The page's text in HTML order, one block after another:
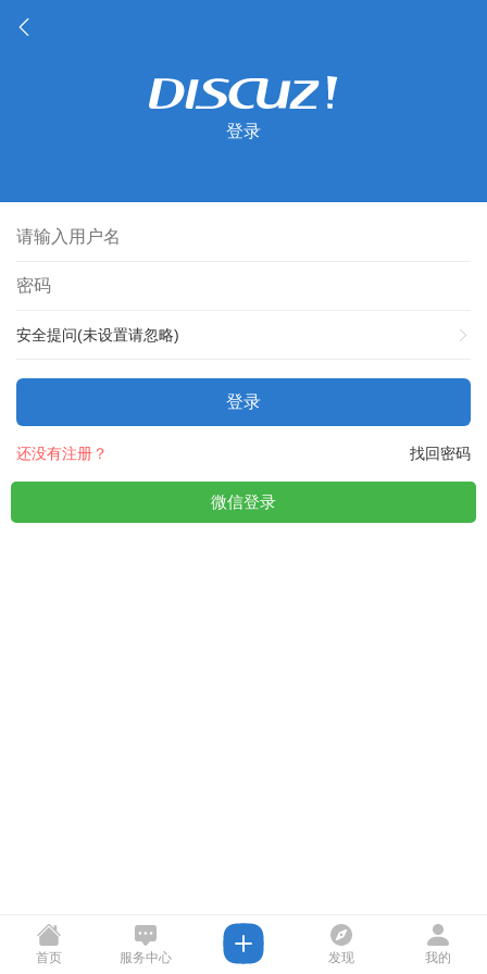
登录
安全提问(未设置请忽略)
登录
找回密码
还没有注册？
微信登录
首页 服务中心 发现 我的